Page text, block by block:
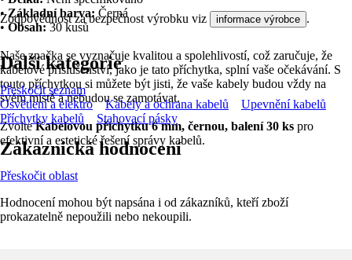
•Základní barva: Černá
•Obsah:30 kusů
Naše značka se vyznačuje kvalitou a spolehlivostí, což zaručuje, že
kabelové příslušenství, jako je tato příchytka, splní vaše očekávání. S
touto příchytkou si můžete být jisti, že vaše kabely budou vždy na
svém místě a nebudou se zamotávat.
ZvolteKabelovou příchytku 6 mm, černou, balení 30 ks pro
efektivní a estetické řešení správy kabelů.
Zodpovědnost za bezpečnost výrobku viz informace výrobce .
Další kategorie
Přeskočit seznam
Osvětlení a elektro
Kabely a ochrana kabelů
Upevnění kabelů
Příchytky kabelů
Stahovací pásky
Zákaznická hodnocení
Přeskočit oblast
Hodnocení mohou být napsána i od zákazníků, kteří zboží
prokazatelně nepoužili nebo nekoupili.